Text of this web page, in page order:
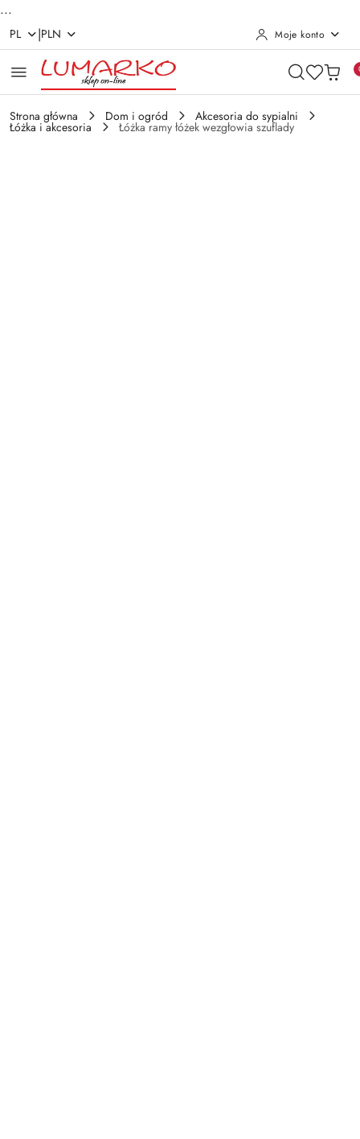
...
Przejdź do treści głównej
Przejdź do wyszukiwarki
Przejdź do moje konto
Przejdź do menu głównego
Przejdź do opisu produktu
Przejdź do stopki
PL |PLN Moje konto
Strona główna Dom i ogród Akcesoria do sypialni
Łóżka i akcesoria Łóżka ramy łóżek wezgłowia szuflady